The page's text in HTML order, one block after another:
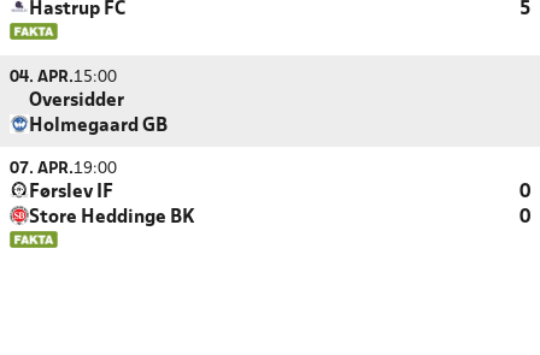
Hastrup FC
5
04. APR.15:00
Oversidder
Holmegaard GB
07. APR.19:00
Førslev IF
0
Store Heddinge BK
0